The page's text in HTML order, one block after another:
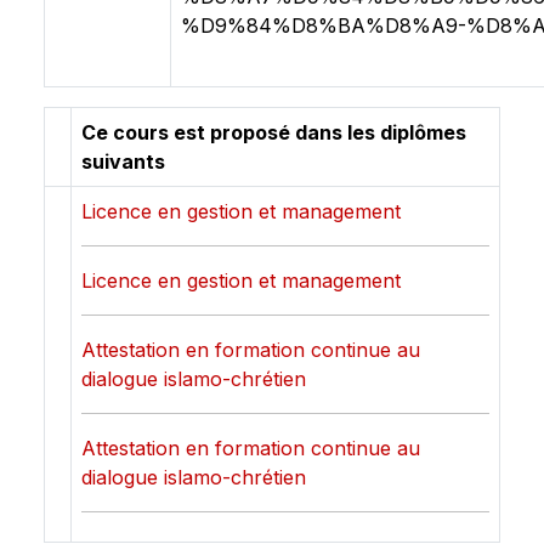
%D9%84%D8%BA%D8%A9-
Ce cours est proposé dans les diplômes
suivants
Licence en gestion et management
Licence en gestion et management
Attestation en formation continue au
dialogue islamo-chrétien
Attestation en formation continue au
dialogue islamo-chrétien